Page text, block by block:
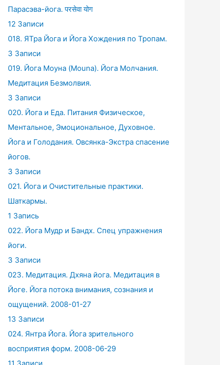
Парасэва-йога. परसेवा योग
12 Записи
018. ЯТра Йога и Йога Хождения по Тропам.
3 Записи
019. Йога Моуна (Mouna). Йога Молчания.
Медитация Безмолвия.
3 Записи
020. Йога и Еда. Питания Физическое,
Ментальное, Эмоциональное, Духовное.
Йога и Голодания. Овсянка-Экстра спасение
йогов.
3 Записи
021. Йога и Очистительные практики.
Шаткармы.
1 Запись
022. Йога Мудр и Бандх. Спец упражнения
йоги.
3 Записи
023. Медитация. Дхяна йога. Медитация в
Йоге. Йога потока внимания, сознания и
ощущений. 2008-01-27
13 Записи
024. Янтра Йога. Йога зрительного
восприятия форм. 2008-06-29